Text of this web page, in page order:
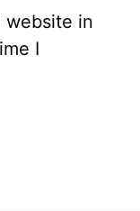
website in
I